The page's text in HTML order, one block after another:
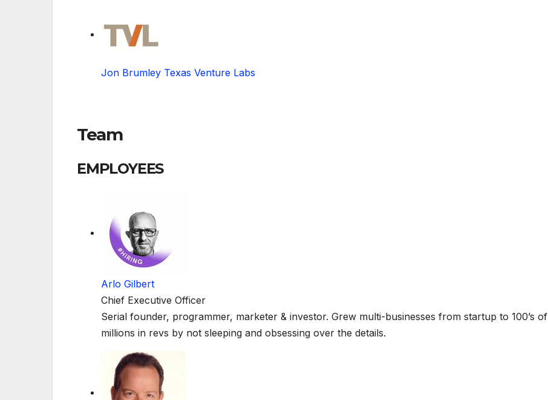
Jon Brumley Texas Venture Labs
Team
EMPLOYEES
Arlo Gilbert
Chief Executive Officer
Serial founder, programmer, marketer & investor. Grew multi-businesses from startup to 100’s of
millions in revs by not sleeping and obsessing over the details.